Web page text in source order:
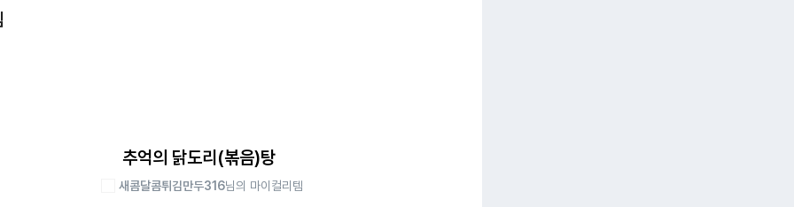
추억의 닭도리(볶음)탕
새콤달콤튀김만두316님의 마이컬리템